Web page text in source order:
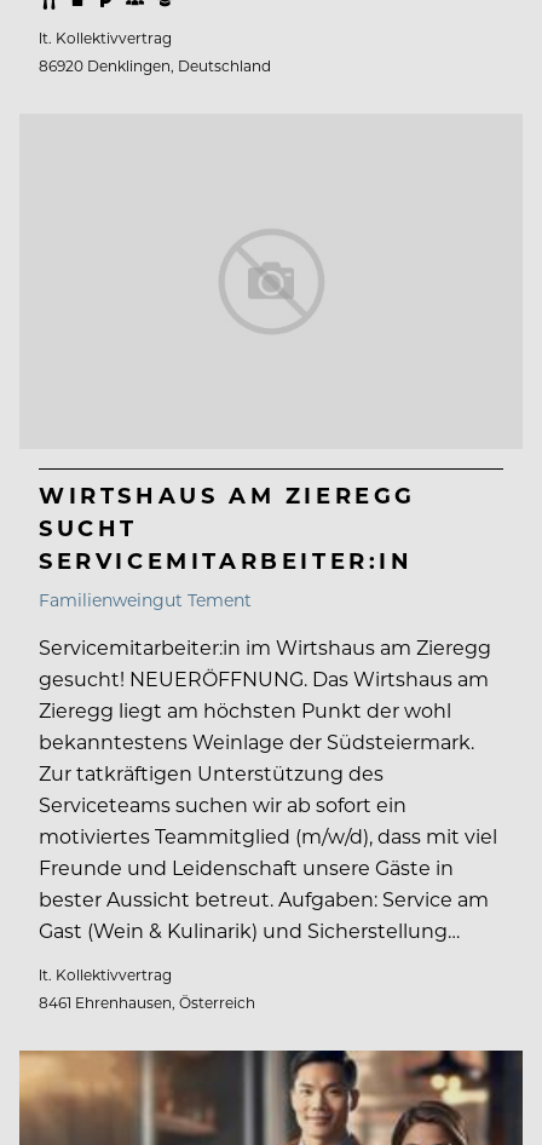
lt. Kollektivvertrag
86920 Denklingen, Deutschland
WIRTSHAUS AM ZIEREGG
SUCHT
SERVICEMITARBEITER:IN
Familienweingut Tement
Servicemitarbeiter:in im Wirtshaus am Zieregg
gesucht! NEUERÖFFNUNG. Das Wirtshaus am
Zieregg liegt am höchsten Punkt der wohl
bekanntestens Weinlage der Südsteiermark.
Zur tatkräftigen Unterstützung des
Serviceteams suchen wir ab sofort ein
motiviertes Teammitglied (m/w/d), dass mit viel
Freunde und Leidenschaft unsere Gäste in
bester Aussicht betreut. Aufgaben: Service am
Gast (Wein & Kulinarik) und Sicherstellung…
lt. Kollektivvertrag
8461 Ehrenhausen, Österreich